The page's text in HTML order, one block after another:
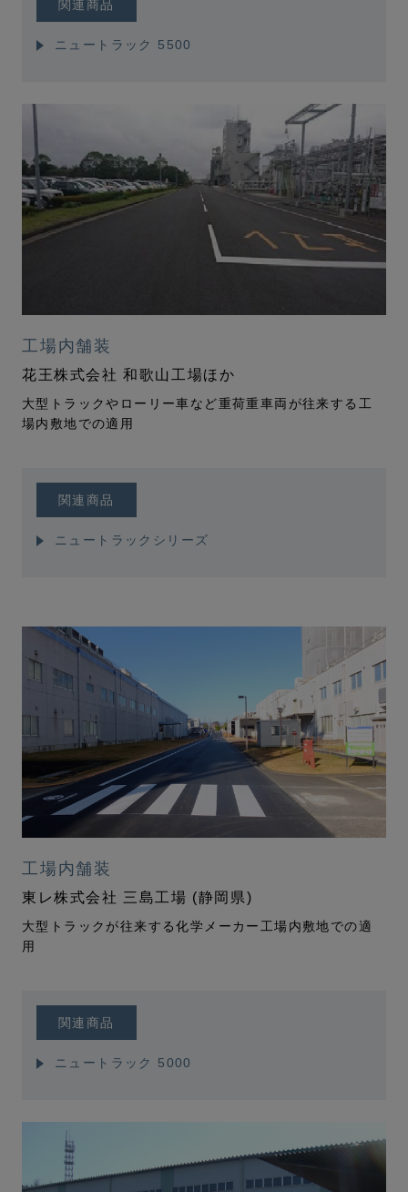
関連商品
ニュートラック 5500
工場内舗装
花王株式会社 和歌山工場ほか
大型トラックやローリー車など重荷重車両が往来する工
場内敷地での適用
関連商品
ニュートラックシリーズ
工場内舗装
東レ株式会社 三島工場 (静岡県)
大型トラックが往来する化学メーカー工場内敷地での適
用
関連商品
ニュートラック 5000